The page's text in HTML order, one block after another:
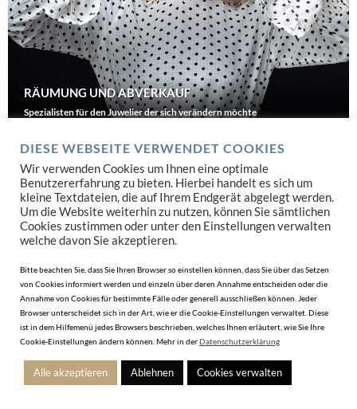
RÄUMUNG UND ABVERKAUF
Spezialisten für den Juwelier der sich verändern möchte
JETZT SUCHEN
DIESE WEBSEITE VERWENDET COOKIES
Wir verwenden Cookies um Ihnen eine optimale
Benutzererfahrung zu bieten. Hierbei handelt es sich um
kleine Textdateien, die auf Ihrem Endgerät abgelegt werden.
Um die Website weiterhin zu nutzen, können Sie sämtlichen
Cookies zustimmen oder unter den Einstellungen verwalten
welche davon Sie akzeptieren.
Bitte beachten Sie, dass Sie Ihren Browser so einstellen können, dass Sie über das Setzen
von Cookies informiert werden und einzeln über deren Annahme entscheiden oder die
Annahme von Cookies für bestimmte Fälle oder generell ausschließen können. Jeder
Browser unterscheidet sich in der Art, wie er die Cookie-Einstellungen verwaltet. Diese
ist in dem Hilfemenü jedes Browsers beschrieben, welches Ihnen erläutert, wie Sie Ihre
Cookie-Einstellungen ändern können. Mehr in derDatenschutzerklärung
Alle akzeptieren Ablehnen Cookies verwalten